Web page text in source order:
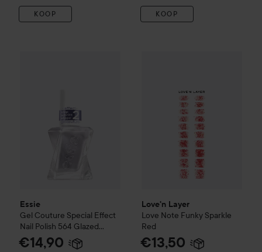
KOOP KOOP
Essie
Gel Couture Special Effect
Nail Polish 564 Glazed
Chrome
€14,90
Love'n Layer
Love Note Funky Sparkle
Red
€13,50